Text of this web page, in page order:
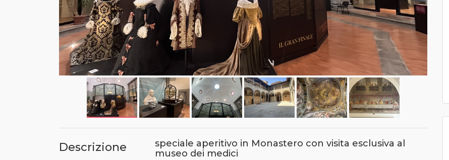
Descrizione
speciale aperitivo in Monastero con visita esclusiva al
museo dei medici